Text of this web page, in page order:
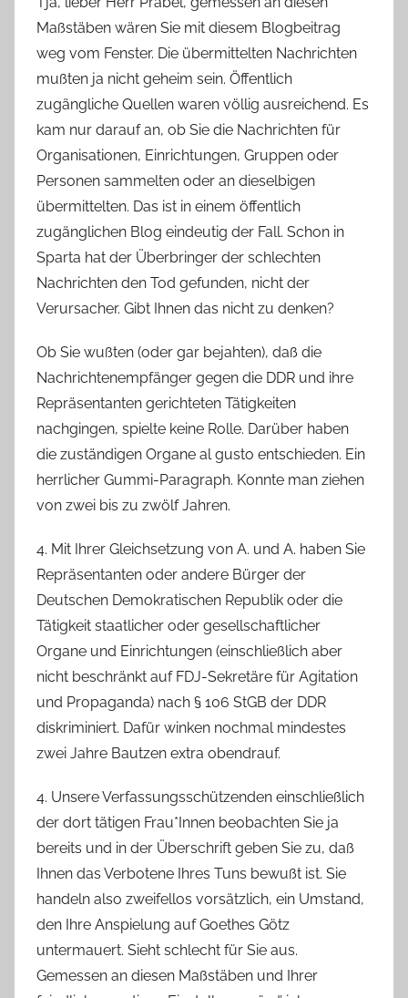
Maßstäben wären Sie mit diesem Blogbeitrag
weg vom Fenster. Die übermittelten Nachrichten
mußten ja nicht geheim sein. Öffentlich
zugängliche Quellen waren völlig ausreichend. Es
kam nur darauf an, ob Sie die Nachrichten für
Organisationen, Einrichtungen, Gruppen oder
Personen sammelten oder an dieselbigen
übermittelten. Das ist in einem öffentlich
zugänglichen Blog eindeutig der Fall. Schon in
Sparta hat der Überbringer der schlechten
Nachrichten den Tod gefunden, nicht der
Verursacher. Gibt Ihnen das nicht zu denken?
Ob Sie wußten (oder gar bejahten), daß die
Nachrichtenempfänger gegen die DDR und ihre
Repräsentanten gerichteten Tätigkeiten
nachgingen, spielte keine Rolle. Darüber haben
die zuständigen Organe al gusto entschieden. Ein
herrlicher Gummi-Paragraph. Konnte man ziehen
von zwei bis zu zwölf Jahren.
4. Mit Ihrer Gleichsetzung von A. und A. haben Sie
Repräsentanten oder andere Bürger der
Deutschen Demokratischen Republik oder die
Tätigkeit staatlicher oder gesellschaftlicher
Organe und Einrichtungen (einschließlich aber
nicht beschränkt auf FDJ-Sekretäre für Agitation
und Propaganda) nach § 106 StGB der DDR
diskriminiert. Dafür winken nochmal mindestes
zwei Jahre Bautzen extra obendrauf.
4. Unsere Verfassungsschützenden einschließlich
der dort tätigen Frau*Innen beobachten Sie ja
bereits und in der Überschrift geben Sie zu, daß
Ihnen das Verbotene Ihres Tuns bewußt ist. Sie
handeln also zweifellos vorsätzlich, ein Umstand,
den Ihre Anspielung auf Goethes Götz
untermauert. Sieht schlecht für Sie aus.
Gemessen an diesen Maßstäben und Ihrer